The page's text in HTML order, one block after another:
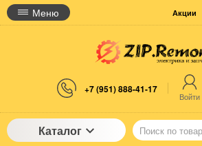
Меню Акции
+7 (951) 888-41-17
Войти
Каталог